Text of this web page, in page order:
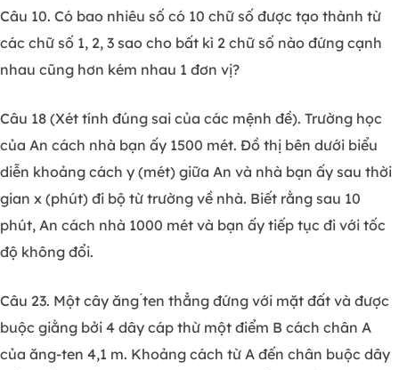
Câu 10. Có bao nhiêu số có 10 chữ số được tạo thành từ
các chữ số 1, 2, 3 sao cho bất kì 2 chữ số nào đứng cạnh
nhau cũng hơn kém nhau 1 đơn vị?
Câu 18 (Xét tính đúng sai của các mệnh đề). Trường học
của An cách nhà bạn ấy 1500 mét. Đồ thị bên dưới biểu
diễn khoảng cách y (mét) giữa An và nhà bạn ấy sau thời
gian x (phút) đi bộ từ trường về nhà. Biết rằng sau 10
phút, An cách nhà 1000 mét và bạn ấy tiếp tục đi với tốc
độ không đổi.
Câu 23. Một cây ăng ́ten thẳng đứng với mặt đất và được
buộc giằng bởi 4 dây cáp thừ một điểm B cách chân A
của ăng-ten 4,1 m. Khoảng cách từ A đến chân buộc dây